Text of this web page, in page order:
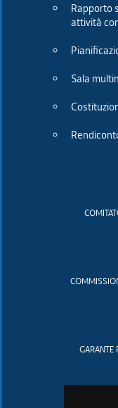
Rapporto
attività
Sala
GARANTE
Posta certificata:
C.F. 80016340327
Seguici su
Amministrazione
Persone e Uffici
note legali